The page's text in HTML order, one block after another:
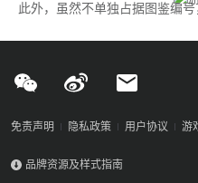
此外，虽然不单独占据图鉴编
免责声明 隐私政策 用户协议 游
品牌资源及样式指南